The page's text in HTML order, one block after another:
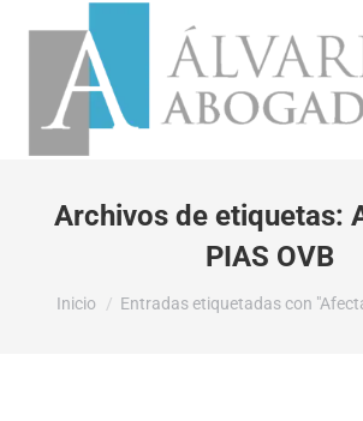
Archivos de etiquetas:
PIAS OVB
Estás aquí:
Inicio Entradas etiquetadas con